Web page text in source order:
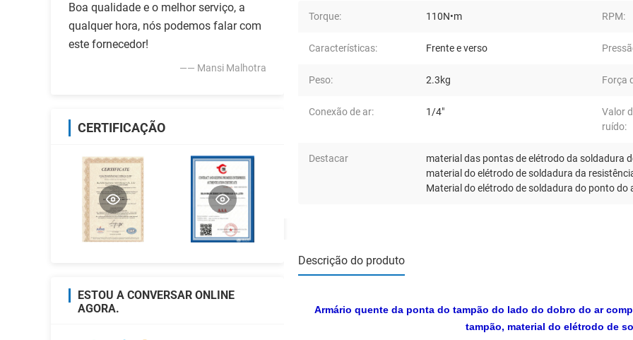
Boa qualidade e o melhor serviço, a
qualquer hora, nós podemos falar com
este fornecedor!
—— Mansi Malhotra
CERTIFICAÇÃO
ESTOU A CONVERSAR ONLINE
AGORA.
Torque: 110N•m RPM:
Características: Frente e verso
Peso: 2.3kg Força
Conexão de ar: 1/4"
Valor
ruído:
Destacar material das pontas de elétrodo da soldadura
material do elétrodo de soldadura da
Material do elétrodo de soldadura do ponto do
Descrição do produto
Armário quente da ponta do tampão do lado do dobro do ar
tampão, material do elétrodo de